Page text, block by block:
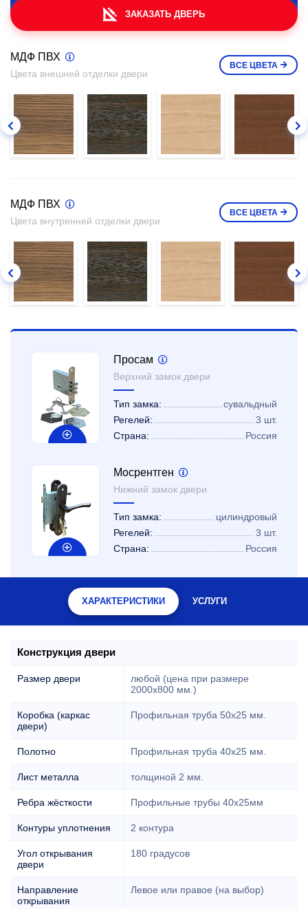
ЗАКАЗАТЬ ДВЕРЬ
МДФ ПВХ
Цвета внешней отделки двери
ВСЕ ЦВЕТА
МДФ ПВХ
Цвета внутренней отделки двери
ВСЕ ЦВЕТА
Просам
Верхний замок двери
Тип замка:
сувальдный
Регелей:
3 шт.
Страна:
Россия
Мосрентген
Нижний замок двери
Тип замка:
цилиндровый
Регелей:
3 шт.
Страна:
Россия
ХАРАКТЕРИСТИКИ УСЛУГИ
Конструкция двери
Размер двери
любой (цена при размере
2000x800 мм.)
Коробка (каркас
двери)
Профильная труба 50х25 мм.
Полотно Профильная труба 40х25 мм.
Лист металла толщиной 2 мм.
Ребра жёсткости Профильные трубы 40х25мм
Контуры уплотнения 2 контура
Угол открывания
двери
180 градусов
Направление
открывания
Левое или правое (на выбор)